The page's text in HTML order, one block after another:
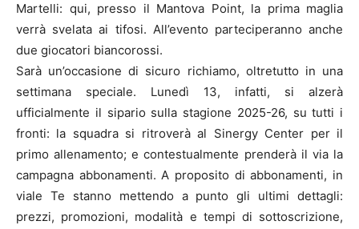
Martelli: qui, presso il Mantova Point, la prima maglia
verrà svelata ai tifosi. All’evento parteciperanno anche
due giocatori biancorossi.
Sarà un’occasione di sicuro richiamo, oltretutto in una
settimana speciale. Lunedì 13, infatti, si alzerà
ufficialmente il sipario sulla stagione 2025-26, su tutti i
fronti: la squadra si ritroverà al Sinergy Center per il
primo allenamento; e contestualmente prenderà il via la
campagna abbonamenti. A proposito di abbonamenti, in
viale Te stanno mettendo a punto gli ultimi dettagli:
prezzi, promozioni, modalità e tempi di sottoscrizione,